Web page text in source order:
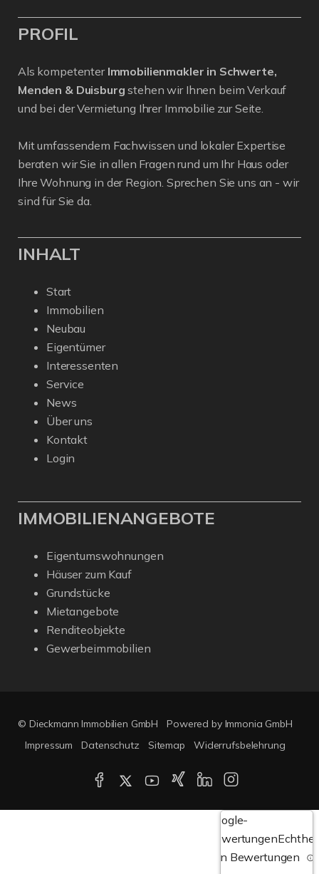
PROFIL
Als kompetenter Immobilienmakler in Schwerte,
Menden & Duisburg stehen wir Ihnen beim Verkauf
und bei der Vermietung Ihrer Immobilie zur Seite.
Mit umfassendem Fachwissen und lokaler Expertise
beraten wir Sie in allen Fragen rund um Ihr Haus oder
Ihre Wohnung in der Region. Sprechen Sie uns an - wir
sind für Sie da.
INHALT
Start
Immobilien
Neubau
Eigentümer
Interessenten
Service
News
Über uns
Kontakt
Login
IMMOBILIENANGEBOTE
Eigentumswohnungen
Häuser zum Kauf
Grundstücke
Mietangebote
Renditeobjekte
Gewerbeimmobilien
© Dieckmann Immobilien GmbH
Powered by Immonia GmbH
Impressum
Datenschutz Sitemap Widerrufsbelehrung
Google-
Bewertungen
von Bewertungen